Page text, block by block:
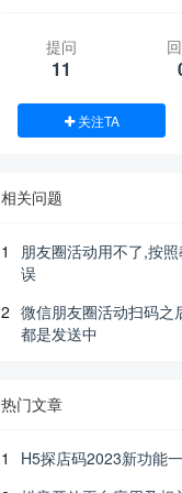
提问
11
关注TA
相关问题
1
朋友圈活动用不了,按
误
2 微信朋友圈活动扫码之
都是发送中
热门文章
1
H5探店码2023新功能